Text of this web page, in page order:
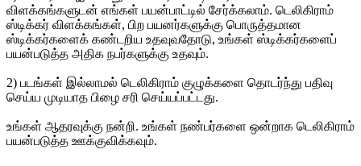
விளக்கங்களுடன் எங்கள் பயன்பாட்டில் சேர்க்கலாம். டெலிகிராம்
ஸ்டிக்கர் விளக்கங்கள், பிற பயனர்களுக்கு பொருத்தமான
ஸ்டிக்கர்களைக் கண்டறிய உதவுவதோடு, உங்கள் ஸ்டிக்கர்களைப்
பயன்படுத்த அதிக நபர்களுக்கு உதவும்.
2) படங்கள் இல்லாமல் டெலிகிராம் குழுக்களை தொடர்ந்து பதிவு
செய்ய முடியாத பிழை சரி செய்யப்பட்டது.
உங்கள் ஆதரவுக்கு நன்றி. உங்கள் நண்பர்களை ஒன்றாக டெலிகிராம்
பயன்படுத்த ஊக்குவிக்கவும்.